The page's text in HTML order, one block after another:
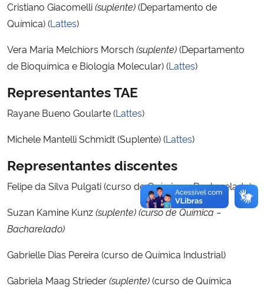
Secretaria de Governo
Advocacia-Geral da União
Banco Central do Brasil
Planalto
Cristiano Giacomelli(suplente)(Departamento de
Química) (Lattes)
Vera Maria Melchiors Morsch(suplente)(Departamento
de Bioquímica e Biologia Molecular) (Lattes)
Representantes TAE
Rayane Bueno Goularte (Lattes)
Michele Mantelli Schmidt (Suplente) (Lattes)
Representantes discentes
Felipe da Silva Pulgati (curso de Química – Bacharelado)
Suzan Kamine Kunz(suplente) (curso de Química –
Bacharelado)
Gabrielle Dias Pereira (curso de Química Industrial)
Gabriela Maag Strieder(suplente)(curso de Química